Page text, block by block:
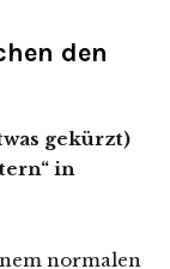
den
gekürzt)
in
normalen